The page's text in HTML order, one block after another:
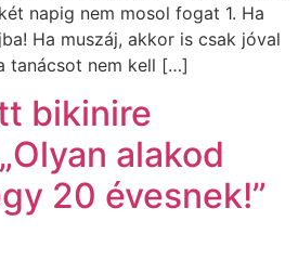
napig nem mosol fogat 1. Ha
Ha muszáj, akkor is csak jóval
tanácsot nem kell […]
bikinire
alakod
20 évesnek!”